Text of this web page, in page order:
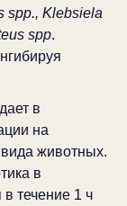
spp., Klebsiela
spp.
в
на
животных.
в
течение 1 ч